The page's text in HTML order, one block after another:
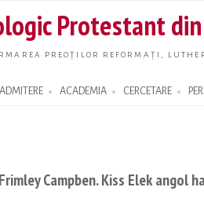
main
Protestant
PREOȚILOR REFORMAȚI,
ADMITERE ACADEMIA CERCETARE
Campben. Kiss Elek angol